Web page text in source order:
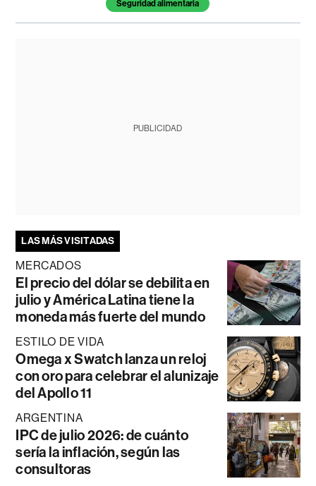
Seguridad alimentaria
PUBLICIDAD
LAS MÁS VISITADAS
MERCADOS
El precio del dólar se debilita en
julio y América Latina tiene la
moneda más fuerte del mundo
ESTILO DE VIDA
Omega x Swatch lanza un reloj
con oro para celebrar el alunizaje
del Apollo 11
ARGENTINA
IPC de julio 2026: de cuánto
sería la inflación, según las
consultoras